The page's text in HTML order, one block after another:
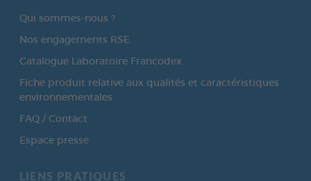
Qui sommes-nous ?
Nos engagements RSE
Catalogue Laboratoire Francodex
Fiche produit relative aux qualités et caractéristiques
environnementales
FAQ / Contact
Espace presse
LIENS PRATIQUES